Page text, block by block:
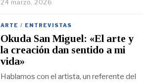
24 marzo, 2026
ARTE / ENTREVISTAS
Okuda San Miguel: «El arte y
la creación dan sentido a mi
vida»
Hablamos con el artista, un referente del